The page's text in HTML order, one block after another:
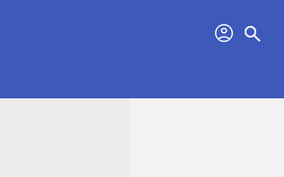
profil search